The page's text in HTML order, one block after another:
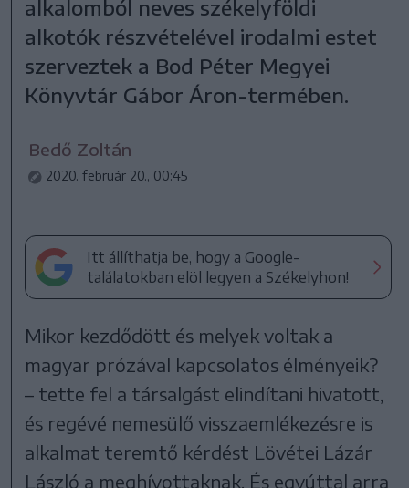
alkalomból neves székelyföldi
alkotók részvételével irodalmi estet
szerveztek a Bod Péter Megyei
Könyvtár Gábor Áron-termében.
Bedő Zoltán
2020. február 20., 00:45
Itt állíthatja be, hogy a Google-
találatokban elöl legyen a Székelyhon!
Mikor kezdődött és melyek voltak a
magyar prózával kapcsolatos élményeik?
– tette fel a társalgást elindítani hivatott,
és regévé nemesülő visszaemlékezésre is
alkalmat teremtő kérdést Lövétei Lázár
László a meghívottaknak. És egyúttal arra